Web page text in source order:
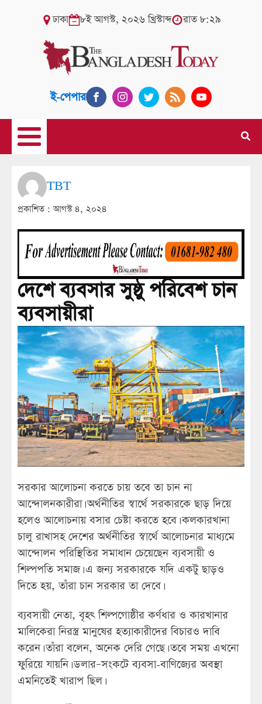
ঢাকা ৮ই আগস্ট, ২০২৬ খ্রিস্টাব্দ রাত ৮:২৯
ই-পেপার
TBT
প্রকাশিত :আগস্ট ৪, ২০২৪
দেশে ব্যবসার সুষ্ঠু পরিবেশ চান
ব্যবসায়ীরা
সরকার আলোচনা করতে চায় তবে তা চান না
আন্দোলনকারীরা। অর্থনীতির স্বার্থে সরকারকে ছাড় দিয়ে
হলেও আলোচনায় বসার চেষ্টা করতে হবে। কলকারখানা
চালু রাখাসহ দেশের অর্থনীতির স্বার্থে আলোচনার মাধ্যমে
আন্দোলন পরিস্থিতির সমাধান চেয়েছেন ব্যবসায়ী ও
শিল্পপতি সমাজ। এ জন্য সরকারকে যদি একটু ছাড়ও
দিতে হয়, তাঁরা চান সরকার তা দেবে।
ব্যবসায়ী নেতা, বৃহৎ শিল্পগোষ্ঠীর কর্ণধার ও কারখানার
মালিকেরা নিরস্ত্র মানুষের হত্যাকারীদের বিচারও দাবি
করেন। তাঁরা বলেন, অনেক দেরি গেছে। তবে সময় এখনো
ফুরিয়ে যায়নি। ডলার–সংকটে ব্যবসা-বাণিজ্যের অবস্থা
এমনিতেই খারাপ ছিল।